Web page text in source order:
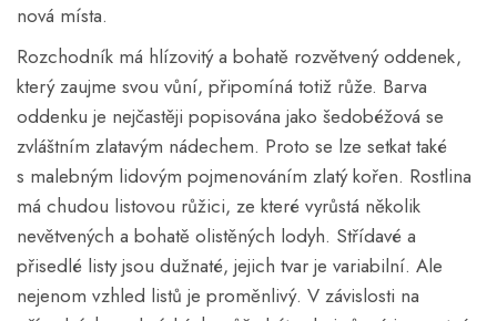
nová místa.
Rozchodník má hlízovitý a bohatě rozvětvený oddenek,
který zaujme svou vůní, připomíná totiž růže. Barva
oddenku je nejčastěji popisována jako šedobéžová se
zvláštním zlatavým nádechem. Proto se lze setkat také
s malebným lidovým pojmenováním zlatý kořen. Rostlina
má chudou listovou růžici, ze které vyrůstá několik
nevětvených a bohatě olistěných lodyh. Střídavé a
přisedlé listy jsou dužnaté, jejich tvar je variabilní. Ale
nejenom vzhled listů je proměnlivý. V závislosti na